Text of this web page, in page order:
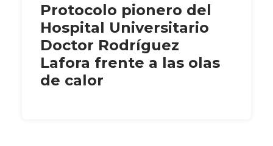
Protocolo pionero del
Hospital Universitario
Doctor Rodríguez
Lafora frente a las olas
de calor